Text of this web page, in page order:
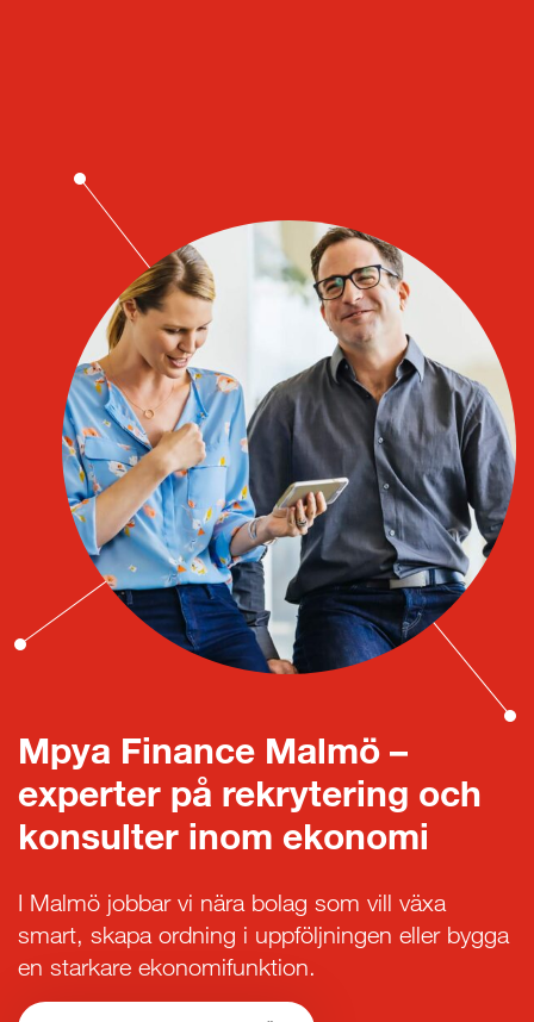
Mpya Finance Malmö –
experter på rekrytering och
konsulter inom ekonomi
I Malmö jobbar vi nära bolag som vill växa
smart, skapa ordning i uppföljningen eller bygga
en starkare ekonomifunktion.